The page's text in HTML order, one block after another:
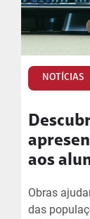
NOTÍCIAS
aos
Obras
das